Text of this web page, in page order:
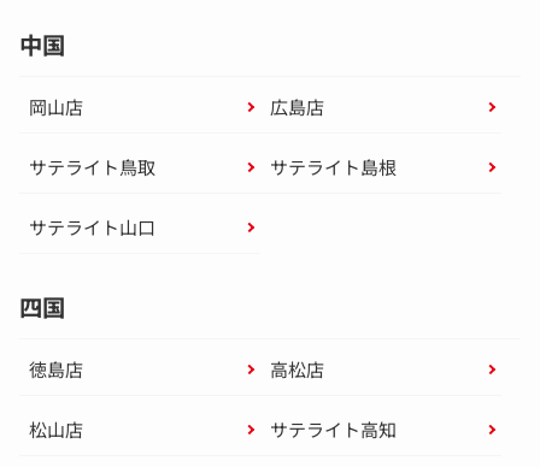
中国
岡山店 広島店
サテライト鳥取 サテライト島根
サテライト山口
四国
徳島店 高松店
松山店 サテライト高知